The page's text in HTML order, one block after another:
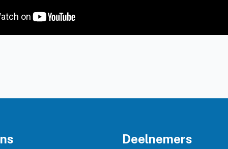
Deelnemers